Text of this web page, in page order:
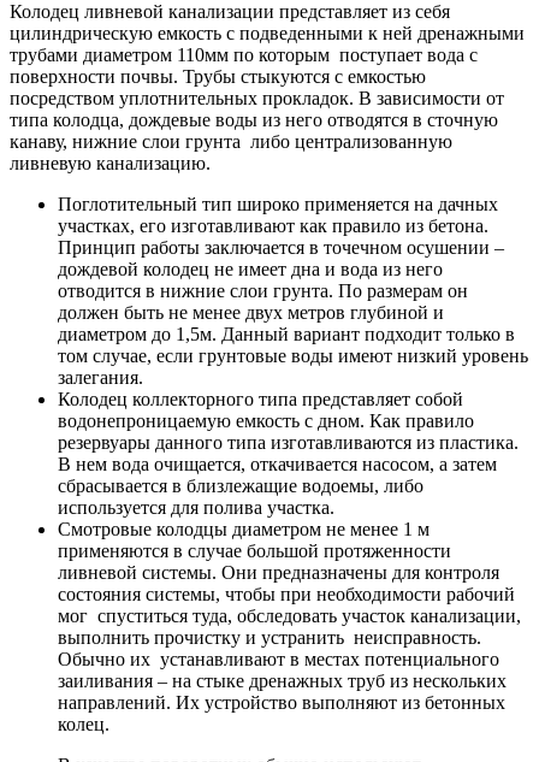
Колодец ливневой канализации представляет из себя
цилиндрическую емкость с подведенными к ней дренажными
трубами диаметром 110мм по которым поступает вода с
поверхности почвы. Трубы стыкуются с емкостью
посредством уплотнительных прокладок. В зависимости от
типа колодца, дождевые воды из него отводятся в сточную
канаву, нижние слои грунта либо централизованную
ливневую канализацию.
Поглотительный тип широко применяется на дачных
участках, его изготавливают как правило из бетона.
Принцип работы заключается в точечном осушении –
дождевой колодец не имеет дна и вода из него
отводится в нижние слои грунта. По размерам он
должен быть не менее двух метров глубиной и
диаметром до 1,5м. Данный вариант подходит только в
том случае, если грунтовые воды имеют низкий уровень
залегания.
Колодец коллекторного типа представляет собой
водонепроницаемую емкость с дном. Как правило
резервуары данного типа изготавливаются из пластика.
В нем вода очищается, откачивается насосом, а затем
сбрасывается в близлежащие водоемы, либо
используется для полива участка.
Смотровые колодцы диаметром не менее 1 м
применяются в случае большой протяженности
ливневой системы. Они предназначены для контроля
состояния системы, чтобы при необходимости рабочий
мог спуститься туда, обследовать участок канализации,
выполнить прочистку и устранить неисправность.
Обычно их устанавливают в местах потенциального
заиливания – на стыке дренажных труб из нескольких
направлений. Их устройство выполняют из бетонных
колец.